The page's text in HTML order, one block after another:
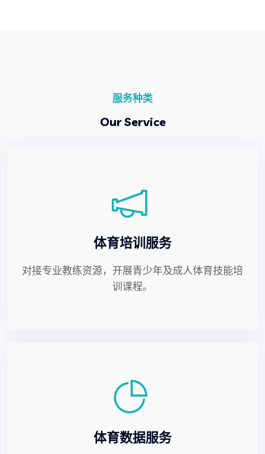
服务种类
Our Service
体育培训服务
对接专业教练资源，开展青少年及成人体育技能培
训课程。
体育数据服务